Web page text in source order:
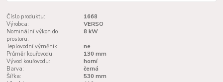
Číslo produktu:
1668
Výrobca:
VERSO
Nominální výkon do
prostoru:
8 kW
Teplovodní výměník:
ne
Průměr kouřovodu:
130 mm
Vývod kouřovodu:
horní
Barva:
černá
Šířka:
530 mm